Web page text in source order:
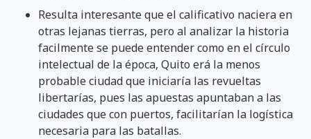
Resulta interesante que el calificativo naciera en
otras lejanas tierras, pero al analizar la historia
facilmente se puede entender como en el círculo
intelectual de la época, Quito erá la menos
probable ciudad que iniciaría las revueltas
libertarías, pues las apuestas apuntaban a las
ciudades que con puertos, facilitarían la logística
necesaria para las batallas.